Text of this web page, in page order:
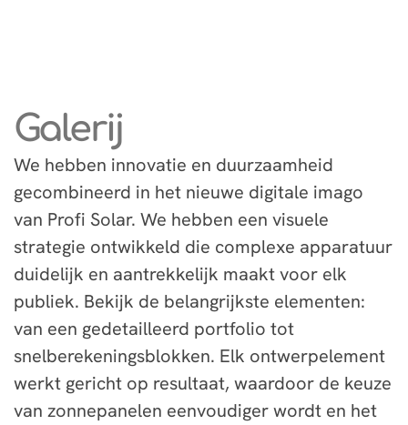
Galerij
We hebben innovatie en duurzaamheid
gecombineerd in het nieuwe digitale imago
van Profi Solar. We hebben een visuele
strategie ontwikkeld die complexe apparatuur
duidelijk en aantrekkelijk maakt voor elk
publiek. Bekijk de belangrijkste elementen:
van een gedetailleerd portfolio tot
snelberekeningsblokken. Elk ontwerpelement
werkt gericht op resultaat, waardoor de keuze
van zonnepanelen eenvoudiger wordt en het